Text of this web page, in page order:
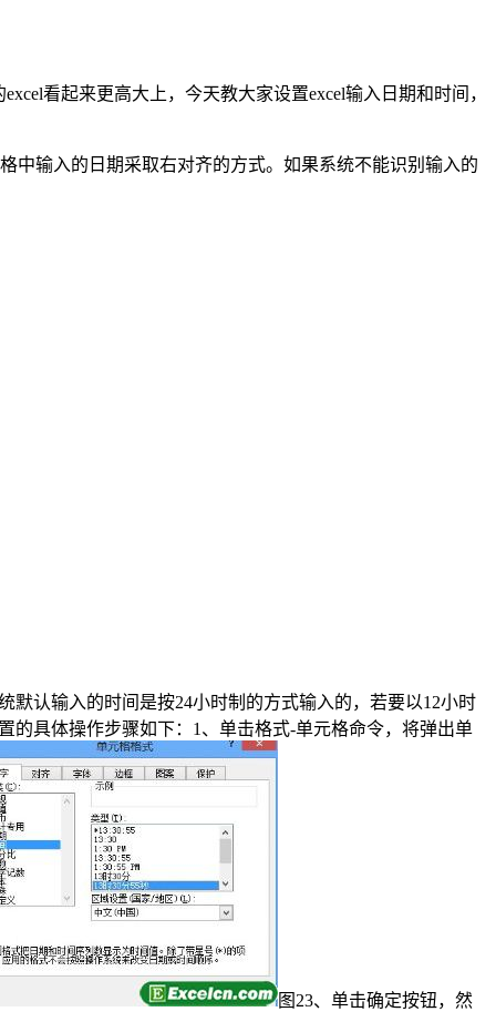
看起来更高大上，今天教大家设置excel输入日期和时间，
中输入的日期采取右对齐的方式。如果系统不能识别输入的
默认输入的时间是按24小时制的方式输入的，若要以12小时
的具体操作步骤如下：1、单击格式-单元格命令，将弹出单
图23、单击确定按钮，然